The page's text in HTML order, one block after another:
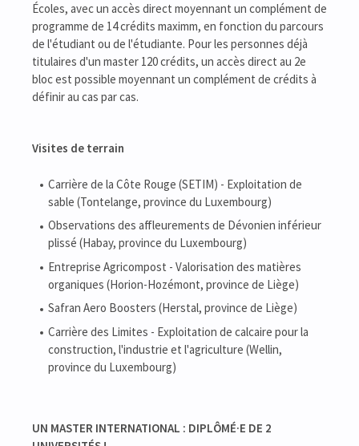
Écoles, avec un accès direct moyennant un complément de
programme de 14 crédits maximm, en fonction du parcours
de l'étudiant ou de l'étudiante. Pour les personnes déjà
titulaires d'un master 120 crédits, un accès direct au 2e
bloc est possible moyennant un complément de crédits à
définir au cas par cas.
Visites de terrain
Carrière de la Côte Rouge (SETIM) - Exploitation de
sable (Tontelange, province du Luxembourg)
Observations des affleurements de Dévonien inférieur
plissé (Habay, province du Luxembourg)
Entreprise Agricompost - Valorisation des matières
organiques (Horion-Hozémont, province de Liège)
Safran Aero Boosters (Herstal, province de Liège)
Carrière des Limites - Exploitation de calcaire pour la
construction, l'industrie et l'agriculture (Wellin,
province du Luxembourg)
UN MASTER INTERNATIONAL : DIPLÔMÉ·E DE 2